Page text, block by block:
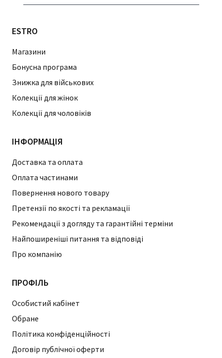
ESTRO
Магазини
Бонусна програма
Знижка для військових
Колекції для жінок
Колекції для чоловіків
ІНФОРМАЦІЯ
Доставка та оплата
Оплата частинами
Повернення нового товару
Претензії по якості та рекламації
Рекомендації з догляду та гарантійні терміни
Найпоширеніші питання та відповіді
Про компанію
ПРОФІЛЬ
Особистий кабінет
Обране
Політика конфіденційності
Договір публічної оферти